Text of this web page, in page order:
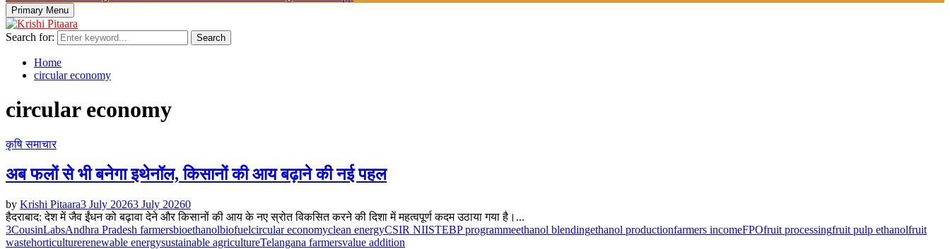
Primary Menu
Search for: Search
Home
circular economy
circular economy
कृषि समाचार
अब फलों से भी बनेगा इथेनॉल, किसानों की आय बढ़ाने की नई पहल
by Krishi Pitaara3 July 20263 July 20260
हैदराबाद: देश में जैव ईंधन को बढ़ावा देने और किसानों की आय के नए स्रोत विकसित करने की दिशा में महत्वपूर्ण कदम उठाया गया है।...
3CousinLabsAndhra Pradesh farmersbioethanolbiofuelcircular economyclean energyCSIR NIISTEBP programmeethanol blendingethanol productionfarmers incomeFPOfruit processingfruit pulp ethanolfruit
wastehorticulturerenewable energysustainable agricultureTelangana farmersvalue addition